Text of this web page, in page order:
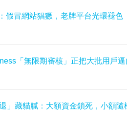
假冒網站猖獗，老牌平台光環褪色
「無限期審核」正把大批用戶
」藏貓膩：大額資金鎖死，小額隨